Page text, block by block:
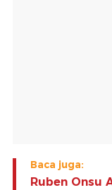
Baca juga:
Ruben Onsu